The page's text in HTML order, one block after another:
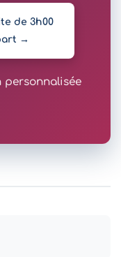
de 3h00
→
personnalisée